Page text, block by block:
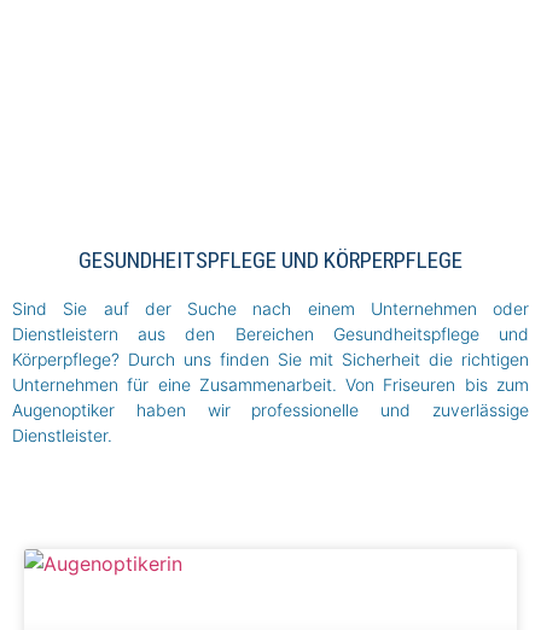
GESUNDHEITSPFLEGE UND KÖRPERPFLEGE
Sind Sie auf der Suche nach einem Unternehmen oder
Dienstleistern aus den Bereichen Gesundheitspflege und
Körperpflege? Durch uns finden Sie mit Sicherheit die richtigen
Unternehmen für eine Zusammenarbeit. Von Friseuren bis zum
Augenoptiker haben wir professionelle und zuverlässige
Dienstleister.